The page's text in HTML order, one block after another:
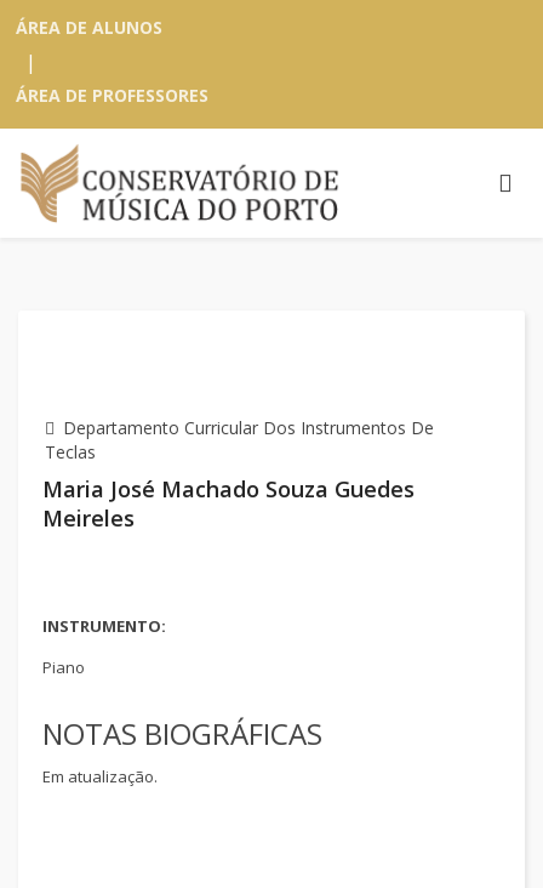
ÁREA DE ALUNOS
|
ÁREA DE PROFESSORES
Departamento Curricular Dos Instrumentos De
Teclas
Maria José Machado Souza Guedes
Meireles
INSTRUMENTO:
Piano
NOTAS BIOGRÁFICAS
Em atualização.